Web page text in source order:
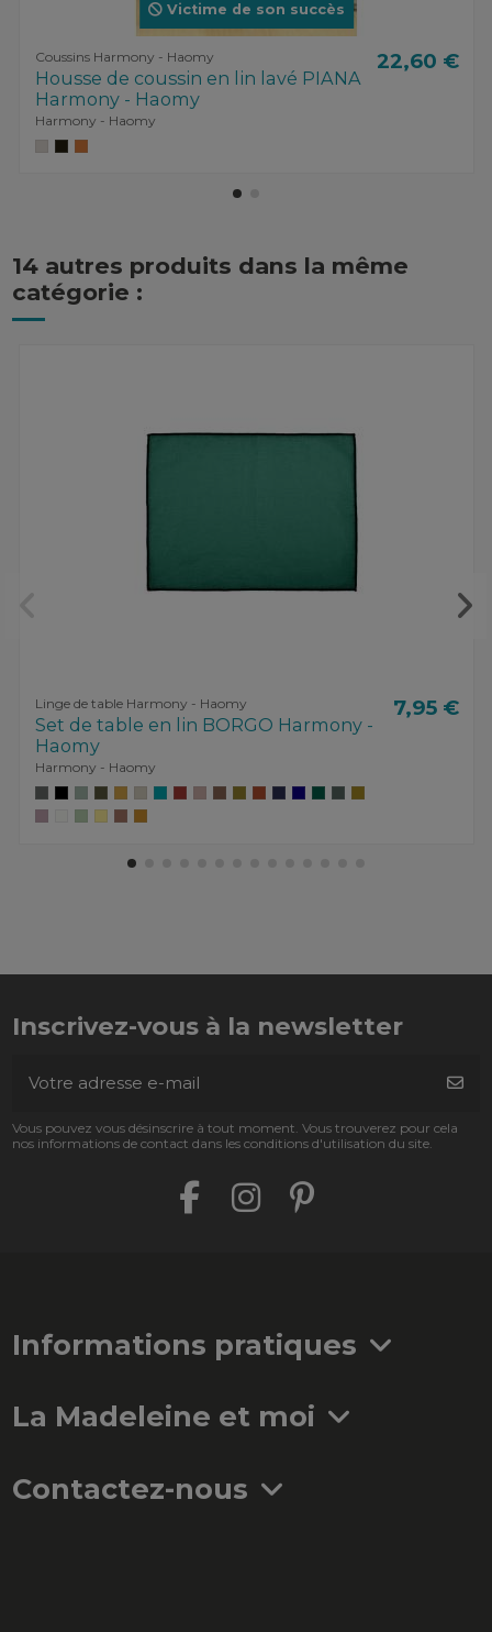
Victime de son succès
Coussins Harmony - Haomy
Housse de coussin en lin lavé PIANA
Harmony - Haomy
Harmony - Haomy
22,60 €
14 autres produits dans la même
catégorie :
Linge de table Harmony - Haomy
Set de table en lin BORGO Harmony -
Haomy
Harmony - Haomy
7,95 €
Inscrivez-vous à la newsletter
Vous pouvez vous désinscrire à tout moment. Vous trouverez pour cela
nos informations de contact dans les conditions d'utilisation du site.
Informations pratiques
La Madeleine et moi
Contactez-nous